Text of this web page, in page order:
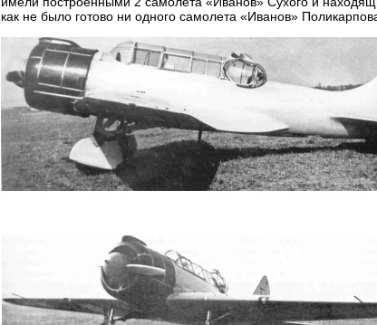
как не было готово ни одного самолета «Иванов»